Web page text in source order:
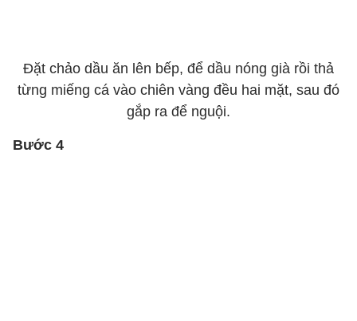
Đặt chảo dầu ăn lên bếp, để dầu nóng già rồi thả
từng miếng cá vào chiên vàng đều hai mặt, sau đó
gắp ra để nguội.
Bước 4